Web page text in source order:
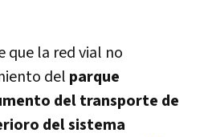
que la red vial no
del parque
del transporte de
del sistema